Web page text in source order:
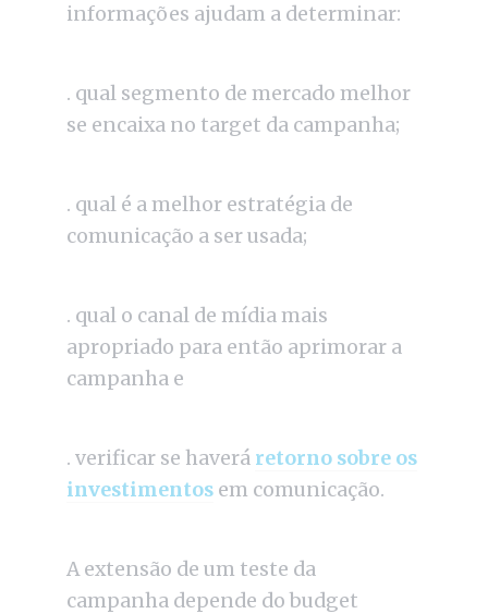
informações ajudam a determinar:
. qual segmento de mercado melhor
se encaixa no target da campanha;
. qual é a melhor estratégia de
comunicação a ser usada;
. qual o canal de mídia mais
apropriado para então aprimorar a
campanha e
. verificar se haverá retorno sobre os
investimentosem comunicação.
A extensão de um teste da
campanha depende do budget